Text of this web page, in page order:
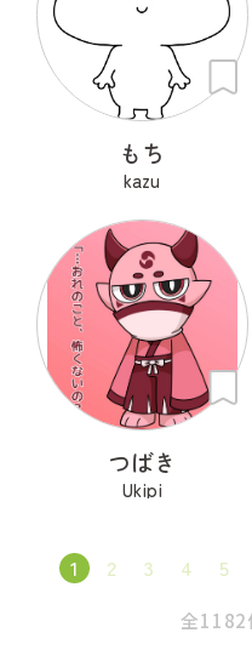
もち
kazu
つばき
Ukipi
1 2 3 4 5
全1182